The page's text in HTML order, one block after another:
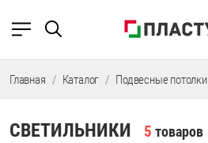
Главная Каталог Подвесные потолки
СВЕТИЛЬНИКИ 5 товаров